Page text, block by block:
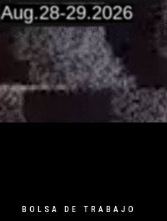
Aug.28-29.2026
BOLSA DE TRABAJO